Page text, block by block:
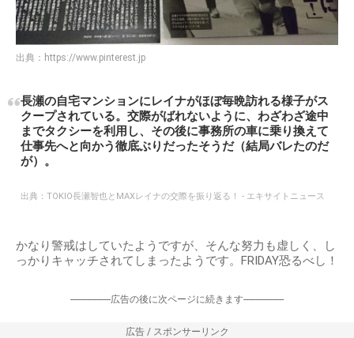
出典： https://www.pinterest.jp
長瀬の自宅マンションにレイナがほぼ毎晩訪れる様子がス
クープされている。交際がばれないように、わざわざ途中
までタクシーを利用し、その後に事務所の車に乗り換えて
仕事先へと向かう徹底ぶりだったそうだ（結局バレたのだ
が）。
出典： TOKIO長瀬智也とMAXレイナの交際を振り返る！ - エキサイトニュース
かなり警戒はしていたようですが、そんな努力も虚しく、し
っかりキャッチされてしまったようです。FRIDAY恐るべし！
-----------------広告の後に次ページに続きます-----------------
広告 / スポンサーリンク